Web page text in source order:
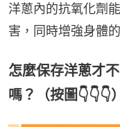
洋蔥內的抗氧化劑
害，同時增強身體
怎麼保存洋蔥才
嗎？（按圖👇👇👇）